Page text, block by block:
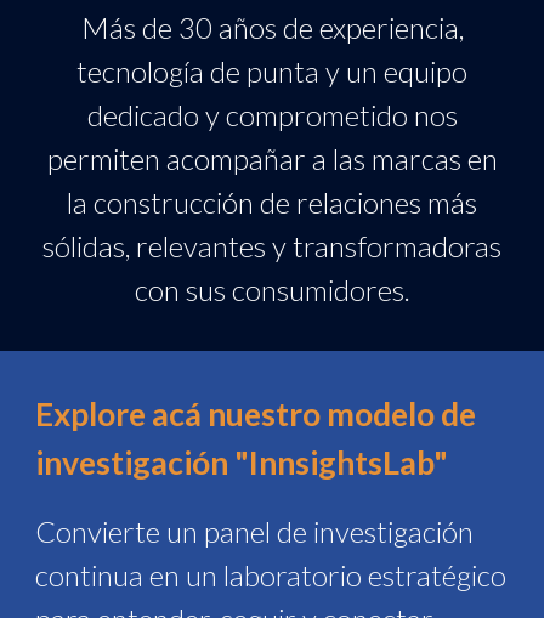
Más de 30 años de experiencia,
tecnología de punta y un equipo
dedicado y comprometido nos
permiten acompañar a las marcas en
la construcción de relaciones más
sólidas, relevantes y transformadoras
con sus consumidores.
Explore acá nuestro modelo de
investigación "InnsightsLab"
Convierte un panel de investigación
continua en un laboratorio estratégico